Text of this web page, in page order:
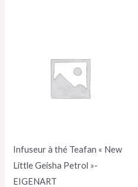
Infuseur à thé Teafan « New
Little Geisha Petrol »-
EIGENART